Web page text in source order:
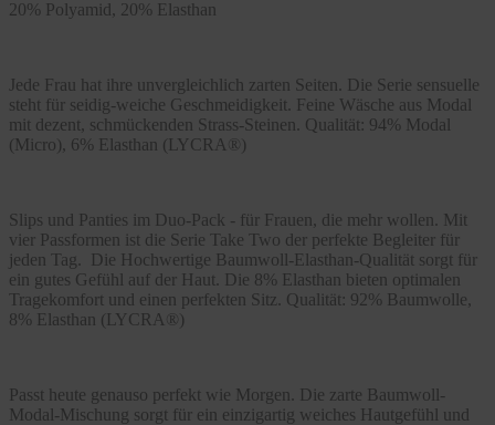
20% Polyamid, 20% Elasthan
Jede Frau hat ihre unvergleichlich zarten Seiten. Die Serie sensuelle
steht für seidig-weiche Geschmeidigkeit. Feine Wäsche aus Modal
mit dezent, schmückenden Strass-Steinen. Qualität: 94% Modal
(Micro), 6% Elasthan (LYCRA®)
Slips und Panties im Duo-Pack - für Frauen, die mehr wollen. Mit
vier Passformen ist die Serie Take Two der perfekte Begleiter für
jeden Tag. Die Hochwertige Baumwoll-Elasthan-Qualität sorgt für
ein gutes Gefühl auf der Haut. Die 8% Elasthan bieten optimalen
Tragekomfort und einen perfekten Sitz. Qualität: 92% Baumwolle,
8% Elasthan (LYCRA®)
Passt heute genauso perfekt wie Morgen. Die zarte Baumwoll-
Modal-Mischung sorgt für ein einzigartig weiches Hautgefühl und